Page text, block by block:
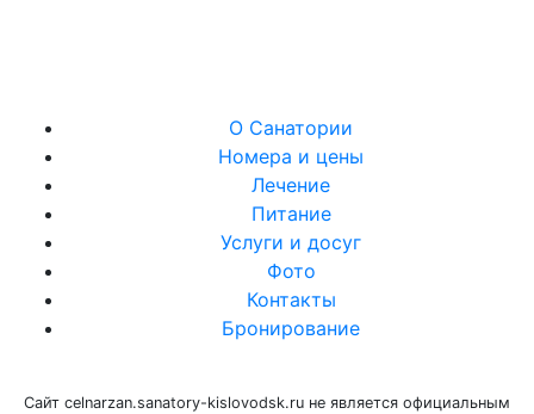
О Санатории
Номера и цены
Лечение
Питание
Услуги и досуг
Фото
Контакты
Бронирование
Сайт celnarzan.sanatory-kislovodsk.ru не является официальным